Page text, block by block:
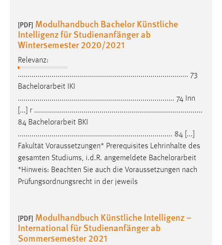
[PDF] Modulhandbuch Bachelor Künstliche
Intelligenz für Studienanfänger ab
Wintersemester 2020/2021
Relevanz:
...................................................................................... 73
Bachelorarbeit IKI
............................................................................... 74 Inn
[...] r .....................................................................................
84 Bachelorarbeit BKI
.............................................................................. 84 [...]
Fakultät Voraussetzungen* Prerequisites Lehrinhalte des
gesamten Studiums, i.d.R. angemeldete Bachelorarbeit
*Hinweis: Beachten Sie auch die Voraussetzungen nach
Prüfungsordnungsrecht in der jeweils
[PDF] Modulhandbuch Künstliche Intelligenz –
International für Studienanfänger ab
Sommersemester 2021
Name:
_pk_ref, _pk_cvar, _pk_id, _pk_ses
Zweck:
Zugriffsstatistik
MARKETING
Marketing Cookies werden von Drittanbietern
verwendet, um personalisierte Werbung anzuzeigen.
Sie tun dies, indem sie Besucher über Websites
Google Ads
Name: